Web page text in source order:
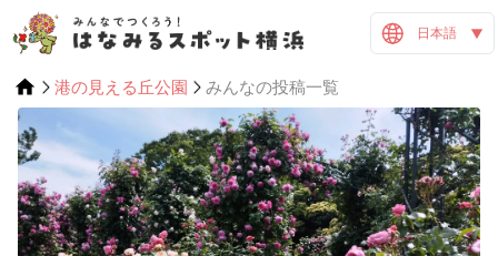
日本語
港の見える丘公園 みんなの投稿一覧